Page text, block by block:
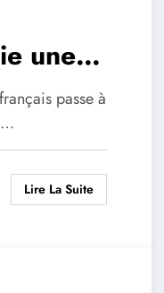
une
000 €
Togo
passe à
Lire La Suite